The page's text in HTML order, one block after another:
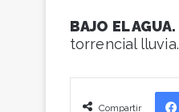
BAJO EL AGUA.
torrencial lluvia.
Compartir